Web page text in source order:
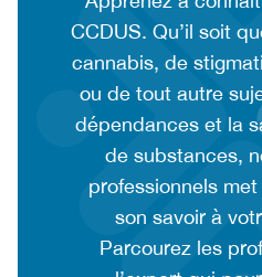
context
or
summary
text
CCDUS. Qu’il soit
cannabis, de
ou de tout autre
dépendances et la
de substances,
professionnels
son savoir à
Parcourez les